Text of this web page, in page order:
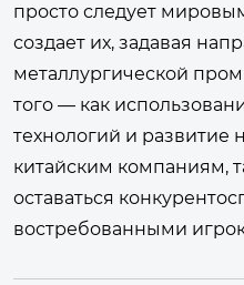
просто следует
создает их, задавая
металлургической
того — как
технологий и развитие
китайским компаниям,
оставаться
востребованными